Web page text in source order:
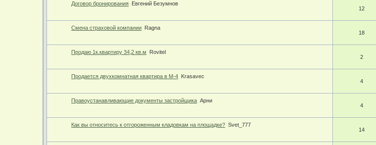
Договор бронирования Евгений Безумнов
12
Смена страховой компании Ragna
18
Продаю 1к.квартиру 34,2 кв.м
Rovitel
2
Продается двухкомнатная квартира в М-4 Krasavec
4
Правоустанавливающие документы застройщика Арни
4
Как вы относитесь к отгороженным кладовкам на площадке? Svet_777
14